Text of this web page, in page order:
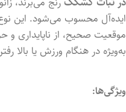
ایده‌آل محسوب می‌شود. این
موقعیت صحیح، از ناپایداری و
به‌ویژه در هنگام ورزش یا بالا
ویژگی‌ها: